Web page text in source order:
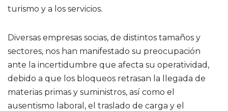
turismo y a los servicios.
Diversas empresas socias, de distintos tamaños y
sectores, nos han manifestado su preocupación
ante la incertidumbre que afecta su operatividad,
debido a que los bloqueos retrasan la llegada de
materias primas y suministros, así como el
ausentismo laboral, el traslado de carga y el